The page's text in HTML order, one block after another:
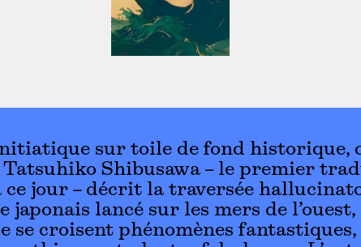
sur toile de fond historique,
Tatsuhiko Shibusawa – le premier
ce jour – décrit la traversée
japonais lancé sur les mers de
se croisent phénomènes fantastiques,